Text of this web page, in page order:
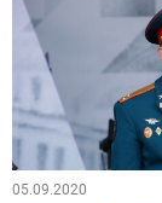
05.09.2020